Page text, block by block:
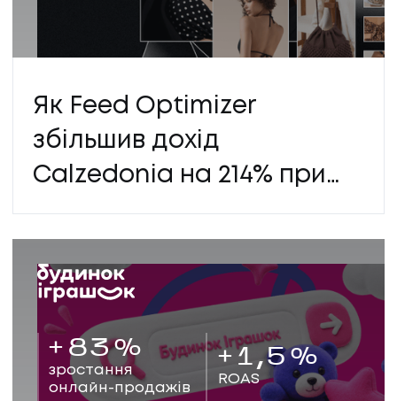
Як Feed Optimizer
збільшив дохід
Calzedonia на 214% при
зростанні витрат лише
на 2%
+ 83%
зростання
онлайн-продажів
+ 1,5%
ROAS
ПОСЛУГИ
ПОСЛУГИ
КЕЙСИ
КЕЙСИ
ПРО НАС